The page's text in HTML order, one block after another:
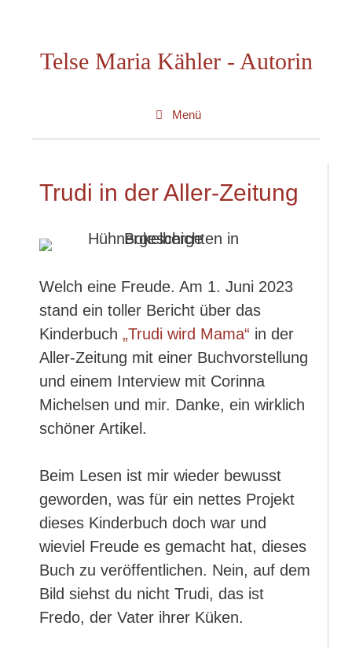
springenTelse Maria Kähler - Autorin
Menü
Trudi in der Aller-Zeitung
Welch eine Freude. Am 1. Juni 2023
stand ein toller Bericht über das
Kinderbuch „Trudi wird Mama“ in der
Aller-Zeitung mit einer Buchvorstellung
und einem Interview mit Corinna
Michelsen und mir. Danke, ein wirklich
schöner Artikel.
Beim Lesen ist mir wieder bewusst
geworden, was für ein nettes Projekt
dieses Kinderbuch doch war und
wieviel Freude es gemacht hat, dieses
Buch zu veröffentlichen. Nein, auf dem
Bild siehst du nicht Trudi, das ist
Fredo, der Vater ihrer Küken.